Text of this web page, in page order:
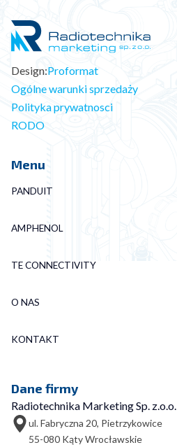
Design:Proformat
Ogólne warunki sprzedaży
Polityka prywatnosci
RODO
Menu
PANDUIT
AMPHENOL
TE CONNECTIVITY
O NAS
KONTAKT
Dane firmy
Radiotechnika Marketing Sp. z.o.o.
ul. Fabryczna 20, Pietrzykowice
55-080 Kąty Wrocławskie